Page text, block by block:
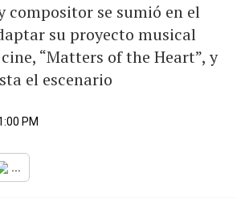
compositor se sumió en el
su proyecto musical
“Matters of the Heart”, y
el escenario
PM
...